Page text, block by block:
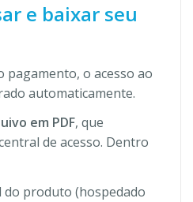
e baixar seu
pagamento, o acesso ao
automaticamente.
em PDF, que
de acesso. Dentro
do produto (hospedado